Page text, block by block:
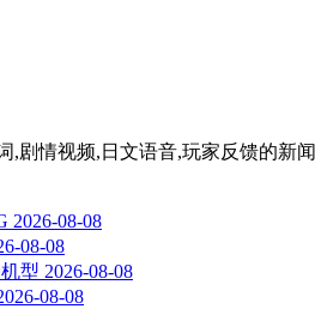
,剧情视频,日文语音,玩家反馈的新闻
2026-08-08
08-08
型 2026-08-08
08-08